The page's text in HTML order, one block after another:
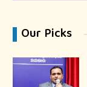
Our Picks